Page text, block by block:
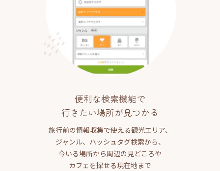
便利な検索機能で
行きたい場所が見つかる
旅行前の情報収集で使える観光エリア、
ジャンル、ハッシュタグ検索から、
今いる場所から周辺の見どころや
カフェを探せる現在地まで